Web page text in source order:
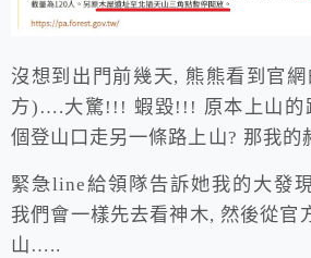
沒想到出門前幾天, 熊熊看到官
方)….大驚!!! 蝦毀!!! 原本上山的
個登山口走另一條路上山? 那我的
緊急line給領隊告訴她我的大發
我們會一樣先去看神木, 然後從官
山…..